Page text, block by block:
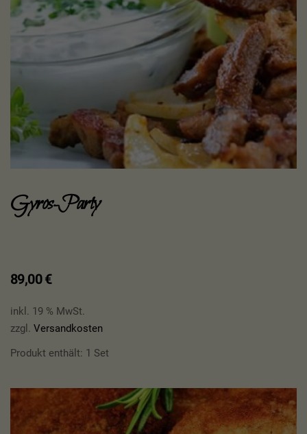
Gyros-Party
89,00€
inkl. 19 % MwSt.
zzgl. Versandkosten
Produkt enthält: 1 Set